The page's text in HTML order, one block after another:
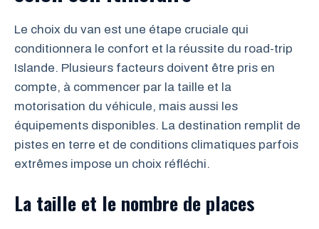
Le choix du van est une étape cruciale qui
conditionnera le confort et la réussite du road-trip
Islande. Plusieurs facteurs doivent être pris en
compte, à commencer par la taille et la
motorisation du véhicule, mais aussi les
équipements disponibles. La destination remplit de
pistes en terre et de conditions climatiques parfois
extrêmes impose un choix réfléchi.
La taille et le nombre de places